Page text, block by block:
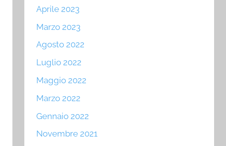
Aprile 2023
Marzo 2023
Agosto 2022
Luglio 2022
Maggio 2022
Marzo 2022
Gennaio 2022
Novembre 2021